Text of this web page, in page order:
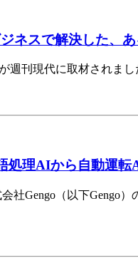
ネスで解決した、あ
週刊現代に取材されま
処理AIから自動運
会社Gengo（以下